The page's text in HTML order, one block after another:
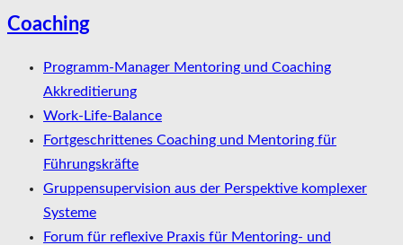
Coaching
Programm-Manager Mentoring und Coaching
Akkreditierung
Work-Life-Balance
Fortgeschrittenes Coaching und Mentoring für
Führungskräfte
Gruppensupervision aus der Perspektive komplexer
Systeme
Forum für reflexive Praxis für Mentoring- und